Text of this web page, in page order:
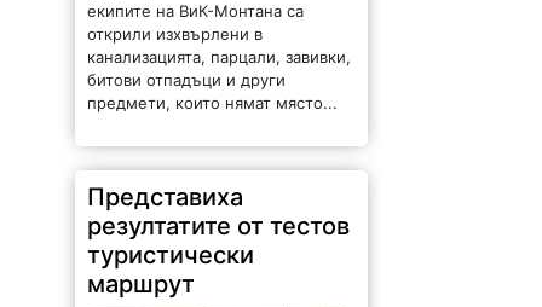
екипите на ВиК-Монтана са
открили изхвърлени в
канализацията, парцали, завивки,
битови отпадъци и други
предмети, които нямат място...
Представиха
резултатите от тестов
туристически
маршрут